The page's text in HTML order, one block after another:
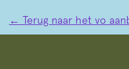
← Terug naar het vo